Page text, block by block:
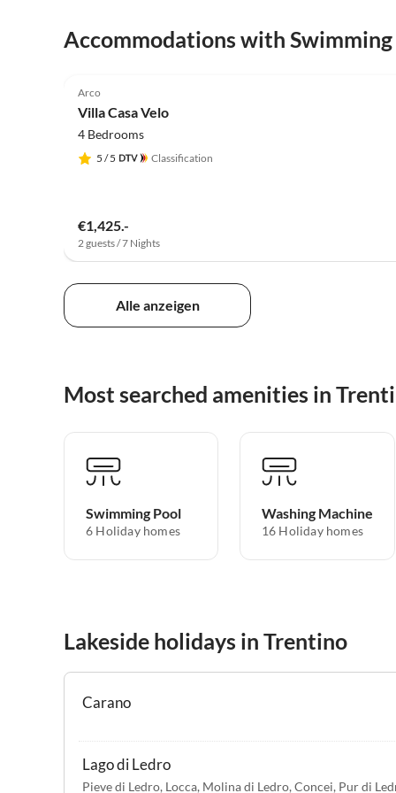
Accommodations with Swimming
Tour
Super Host
Arco
Villa Casa Velo
4 Bedrooms
5 / 5 Classification
€1,425.-
2 guests / 7 Nights
Alle anzeigen
Most searched amenities in
Swimming Pool
6 Holiday homes
Washing Machine
16 Holiday homes
Lakeside holidays in Trentino
Carano
Lago di Ledro
Pieve di Ledro, Locca, Molina di Ledro,Concei, Pur di